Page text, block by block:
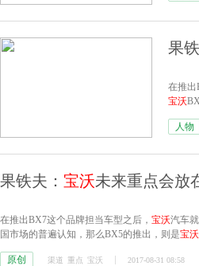
果
在推出
宝沃
人物
果铁夫： 宝沃未来重点会放
在推出BX7这个品牌担当车型之后， 宝沃汽车
国市场的普遍认知，那么BX5的推出，则是宝沃
原创 渠道 重点 宝沃 2017-08-31 08:58